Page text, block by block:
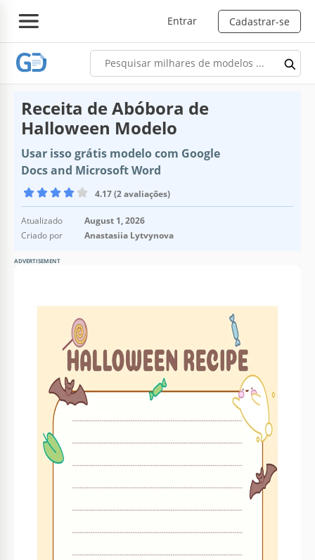
Entrar Cadastrar-se
Receita de Abóbora de
Halloween Modelo
Usar isso grátis modelo com Google
Docs and Microsoft Word
4.17 (2 avaliações)
Atualizado
August 1, 2026
Criado por
Anastasiia Lytvynova
ADVERTISEMENT